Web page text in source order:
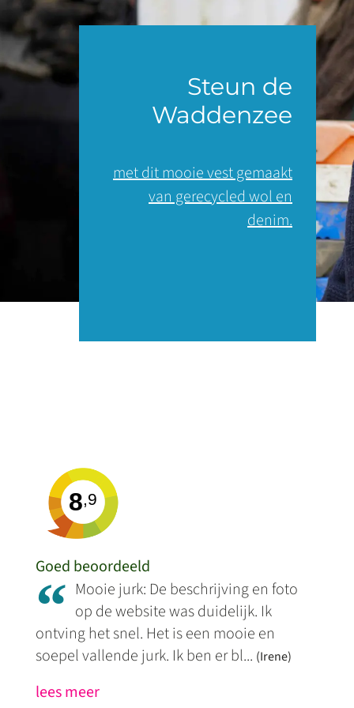
Steun de
Waddenzee
met dit mooie vest gemaakt
van gerecycled wol en
denim.
8,9
Goed beoordeeld
“ Mooie jurk: De beschrijving en foto
op de website was duidelijk. Ik
ontving het snel. Het is een mooie en
soepel vallende jurk. Ik ben er bl... (Irene)
lees meer